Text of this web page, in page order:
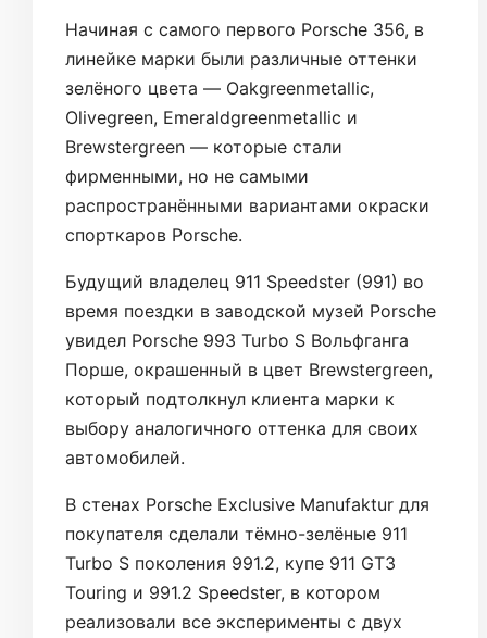
Начиная с самого первого Porsche 356, в
линейке марки были различные оттенки
зелёного цвета — Oakgreenmetallic,
Olivegreen, Emeraldgreenmetallic и
Brewstergreen — которые стали
фирменными, но не самыми
распространёнными вариантами окраски
спорткаров Porsche.
Будущий владелец 911 Speedster (991) во
время поездки в заводской музей Porsche
увидел Porsche 993 Turbo S Вольфганга
Порше, окрашенный в цвет Brewstergreen,
который подтолкнул клиента марки к
выбору аналогичного оттенка для своих
автомобилей.
В стенах Porsche Exclusive Manufaktur для
покупателя сделали тёмно-зелёные 911
Turbo S поколения 991.2, купе 911 GT3
Touring и 991.2 Speedster, в котором
реализовали все эксперименты с двух